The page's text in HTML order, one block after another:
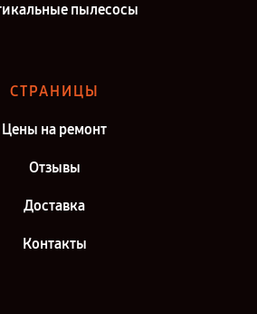
пылесосы
СТРАНИЦЫ
Цены на ремонт
Отзывы
Доставка
Контакты